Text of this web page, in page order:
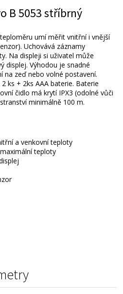
zboží
B 5053 stříbrný
umí měřit vnitřní i vnější
Uchovává záznamy
Na displeji si uživatel může
displej. Výhodou je snadné
na zeď nebo volné postavení.
ks + 2ks AAA baterie. Baterie
čidlo má krytí IPX3 (odolné vůči
minimálně 100 m.
a venkovní teploty
teploty